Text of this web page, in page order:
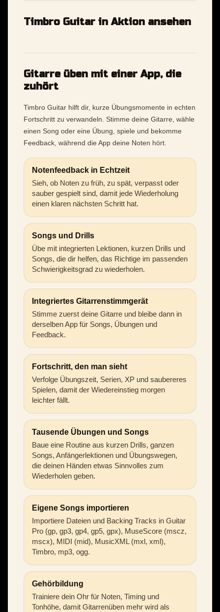
Timbro Guitar in Aktion ansehen
Gitarre üben mit einer App, die
zuhört
Timbro Guitar hilft dir, kurze Übungsmomente in echten
Fortschritt zu verwandeln. Stimme deine Gitarre, wähle
einen Song oder eine Übung, spiele und bekomme
Feedback, während die App deine Noten hört.
Notenfeedback in Echtzeit
Sieh, ob Noten zu früh, zu spät, verpasst oder
sauber gespielt sind, damit jede Wiederholung
einen klaren nächsten Schritt hat.
Songs und Drills
Übe mit integrierten Lektionen, kurzen Drills und
Songs, die dir helfen, das Richtige im passenden
Schwierigkeitsgrad zu wiederholen.
Integriertes Gitarrenstimmgerät
Stimme zuerst deine Gitarre und bleibe dann in
derselben App für Songs, Übungen und
Feedback.
Fortschritt, den man sieht
Verfolge Übungszeit, Serien, XP und saubereres
Spielen, damit der Wiedereinstieg morgen
leichter fällt.
Tausende Übungen und Songs
Baue eine Routine aus kurzen Drills, ganzen
Songs, Anfängerlektionen und Übungswegen,
die deinen Händen etwas Sinnvolles zum
Wiederholen geben.
Eigene Songs importieren
Importiere Dateien und Backing Tracks in Guitar
Pro (gp, gp3, gp4, gp5, gpx), MuseScore (mscz,
mscx), MIDI (mid), MusicXML (mxl, xml),
Timbro, mp3, ogg.
Gehörbildung
Trainiere dein Ohr für Noten, Timing und
Tonhöhe, damit Gitarrenüben mehr wird als